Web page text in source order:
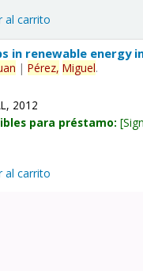
al carrito
in renewable energy
|Pérez, Miguel.
2012
para préstamo:
al carrito